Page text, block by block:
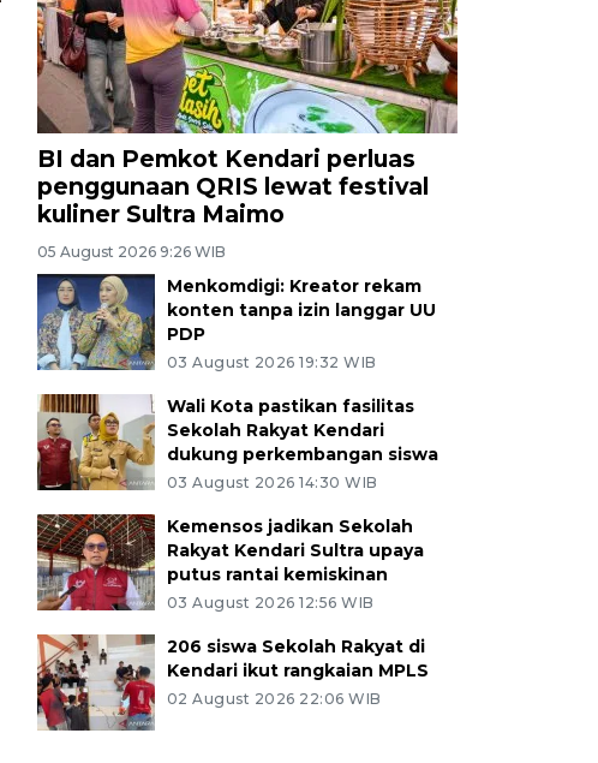
BI dan Pemkot Kendari perluas
penggunaan QRIS lewat festival
kuliner Sultra Maimo
05 August 2026 9:26 WIB
Menkomdigi: Kreator rekam
konten tanpa izin langgar UU
PDP
03 August 2026 19:32 WIB
Wali Kota pastikan fasilitas
Sekolah Rakyat Kendari
dukung perkembangan siswa
03 August 2026 14:30 WIB
Kemensos jadikan Sekolah
Rakyat Kendari Sultra upaya
putus rantai kemiskinan
03 August 2026 12:56 WIB
206 siswa Sekolah Rakyat di
Kendari ikut rangkaian MPLS
02 August 2026 22:06 WIB